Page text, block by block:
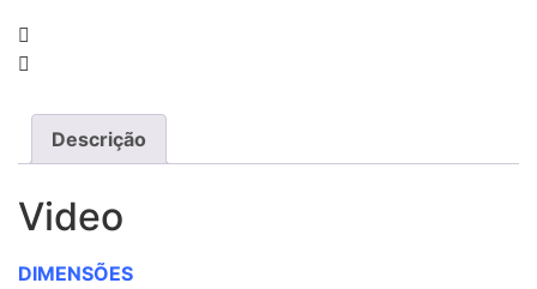
Descrição
Video
DIMENSÕES